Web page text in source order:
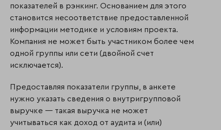
показателей в рэнкинг. Основанием для этого
становится несоответствие предос­тав­ленной
информации методике и условиям проекта.
Компания не может быть участ­ником более чем
одной группы или сети (двойной счет
исключается).
Предоставляя показатели группы, в анкете
нужно указать сведения о внутригрупповой
выручке — такая выручка не может
учитываться как доход от аудита и (или)